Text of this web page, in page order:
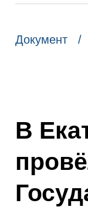
Документ /
В